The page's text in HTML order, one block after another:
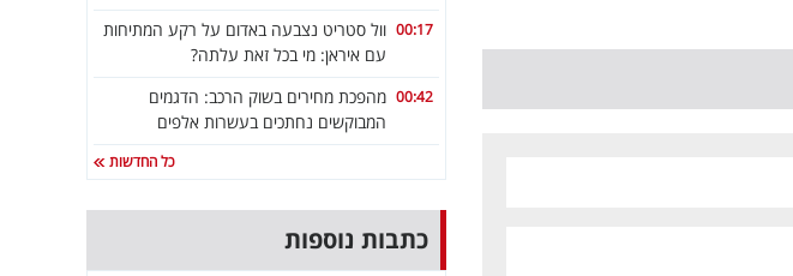
00:17 וול סטריט נצבעה באדום על רקע המתיחות
עם איראן: מי בכל זאת עלתה?
00:42 מהפכת מחירים בשוק הרכב: הדגמים
המבוקשים נחתכים בעשרות אלפים
כל החדשות
כתבות נוספות